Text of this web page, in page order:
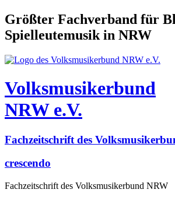
Größter Fachverband für
Spielleutemusik in NRW
Volksmusikerbund
NRW e.V.
Fachzeitschrift des
crescendo
Fachzeitschrift des Volksmusikerbund NRW